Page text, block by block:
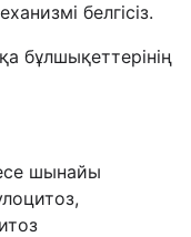
белгісіз.
бұлшықеттерінің
шынайы